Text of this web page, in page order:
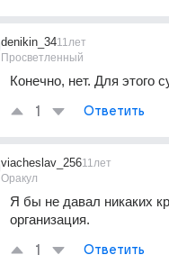
denikin_34
Просветленный
11лет
Конечно, нет. Для этого
1 Ответить
viacheslav_256
Оракул
11лет
Я бы не давал никаких
организация.
1 Ответить